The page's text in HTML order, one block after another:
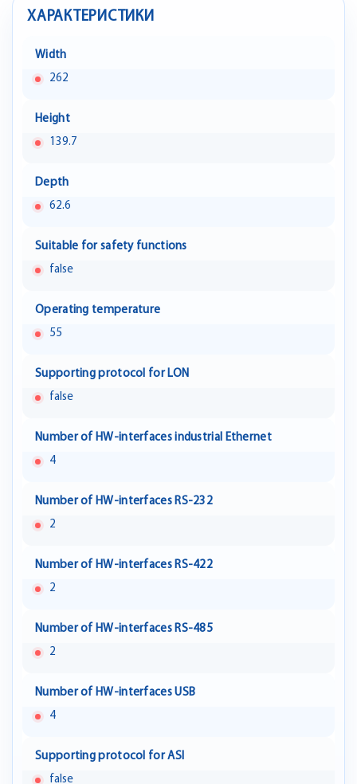
ХАРАКТЕРИСТИКИ
Width
262
Height
139.7
Depth
62.6
Suitable for safety functions
false
Operating temperature
55
Supporting protocol for LON
false
Number of HW-interfaces industrial Ethernet
4
Number of HW-interfaces RS-232
2
Number of HW-interfaces RS-422
2
Number of HW-interfaces RS-485
2
Number of HW-interfaces USB
4
Supporting protocol for ASI
false